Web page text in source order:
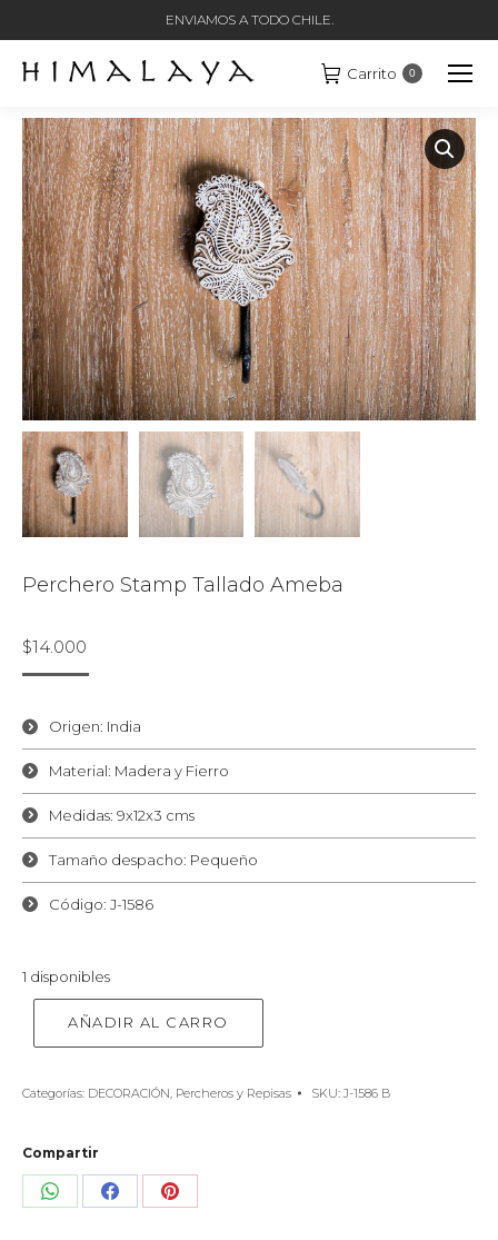
ENVIAMOS A TODO CHILE.
Carrito 0
Perchero Stamp Tallado Ameba
$14.000
Origen: India
Material: Madera y Fierro
Medidas: 9x12x3 cms
Tamaño despacho: Pequeño
Código: J-1586
1 disponibles
AÑADIR AL CARRO
Categorías: DECORACIÓN Percheros y Repisas SKU: J-1586 B
Compartir
Share Share Share